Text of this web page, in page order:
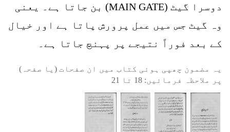
دوسرا گیٹ (MAIN GATE) بن جاتا ہے۔ یعنی
وہ گیٹ جس میں عمل پرورش پاتا ہے اور خیال
کے بعد فوراً نتیجے پر پہنچ جاتا ہے۔
یہ مضمون چھپی ہوئی کتاب میں ان صفحات (یا صفحہ)
پر ملاحظہ فرمائیں: 18 تا 21